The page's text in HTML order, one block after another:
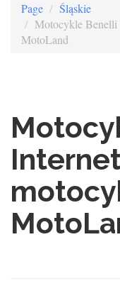
Page
Śląskie
Motocykle Benelli
MotoLand